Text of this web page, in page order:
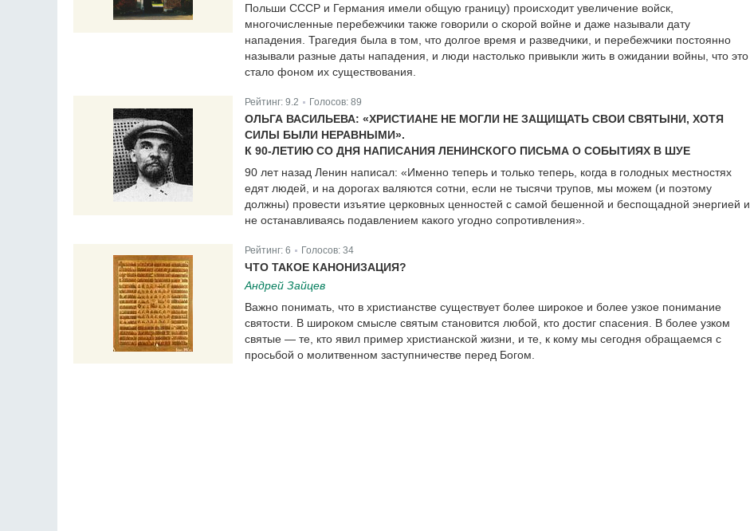
Польши СССР и Германия имели общую границу) происходит увеличение войск,
многочисленные перебежчики также говорили о скорой войне и даже называли дату
нападения. Трагедия была в том, что долгое время и разведчики, и перебежчики постоянно
называли разные даты нападения, и люди настолько привыкли жить в ожидании войны, что это
стало фоном их существования.
Рейтинг: 9.2 Голосов: 89
ОЛЬГА ВАСИЛЬЕВА: «ХРИСТИАНЕ НЕ МОГЛИ НЕ ЗАЩИЩАТЬ СВОИ СВЯТЫНИ, ХОТЯ
СИЛЫ БЫЛИ НЕРАВНЫМИ».
К 90-ЛЕТИЮ СО ДНЯ НАПИСАНИЯ ЛЕНИНСКОГО ПИСЬМА О СОБЫТИЯХ В ШУЕ
90 лет назад Ленин написал: «Именно теперь и только теперь, когда в голодных местностях
едят людей, и на дорогах валяются сотни, если не тысячи трупов, мы можем (и поэтому
должны) провести изъятие церковных ценностей с самой бешенной и беспощадной энергией и
не останавливаясь подавлением какого угодно сопротивления».
Рейтинг: 6 Голосов: 34
ЧТО ТАКОЕ КАНОНИЗАЦИЯ?
Андрей Зайцев
Важно понимать, что в христианстве существует более широкое и более узкое понимание
святости. В широком смысле святым становится любой, кто достиг спасения. В более узком
святые — те, кто явил пример христианской жизни, и те, к кому мы сегодня обращаемся с
просьбой о молитвенном заступничестве перед Богом.